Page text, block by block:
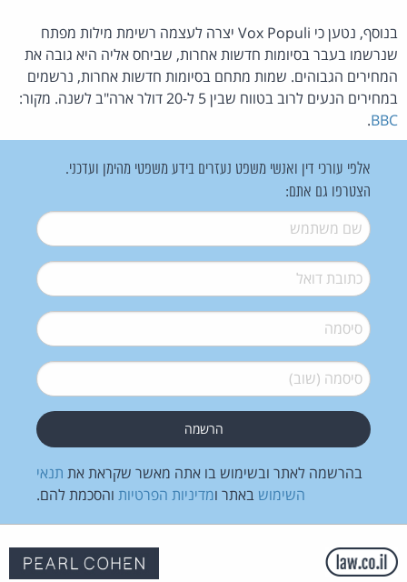
בנוסף, נטען כי Vox Populi יצרה לעצמה רשימת מילות מפתח
שנרשמו בעבר בסיומות חדשות אחרות, שביחס אליה היא גובה את
המחירים הגבוהים. שמות מתחם בסיומות חדשות אחרות, נרשמים
במחירים הנעים לרוב בטווח שבין 5 ל-20 דולר ארה"ב לשנה. מקור:
BBC
.
אלפי עורכי דין ואנשי משפט נעזרים בידע משפטי מהימן ועדכני.
הצטרפו גם אתם:
שם משתמש*
דואל*
סיסמה*
סיסמה (שוב)*
בהרשמה לאתר ובשימוש בו אתה מאשר שקראת את תנאי
השימוש באתר ומדיניות הפרטיות והסכמת להם.